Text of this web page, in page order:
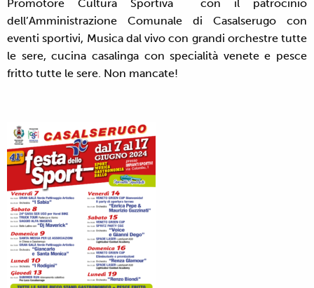
Promotore Cultura Sportiva con il patrocinio
dell’Amministrazione Comunale di Casalserugo con
eventi sportivi, Musica dal vivo con grandi orchestre tutte
le sere, cucina casalinga con specialità venete e pesce
fritto tutte le sere. Non mancate!